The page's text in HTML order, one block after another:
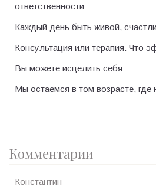
ответственности
Каждый день быть живой,
Консультация или терапия. Что
Вы можете исцелить себя
Мы остаемся в том возрасте,
Комментарии
Константин